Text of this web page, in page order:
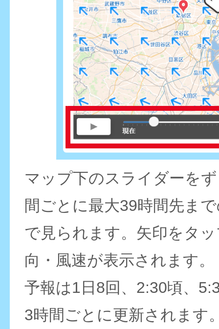
マップ下のスライダーを
間ごとに最大39時間先ま
で見られます。矢印をタ
向・風速が表示されます。
予報は1日8回、2:30頃、
3時間ごとに更新されます